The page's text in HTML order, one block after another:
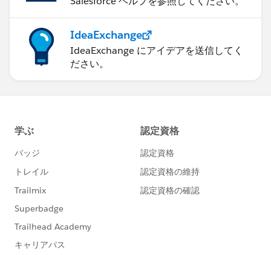
IdeaExchange
IdeaExchange にアイデアを送信してく
ださい。